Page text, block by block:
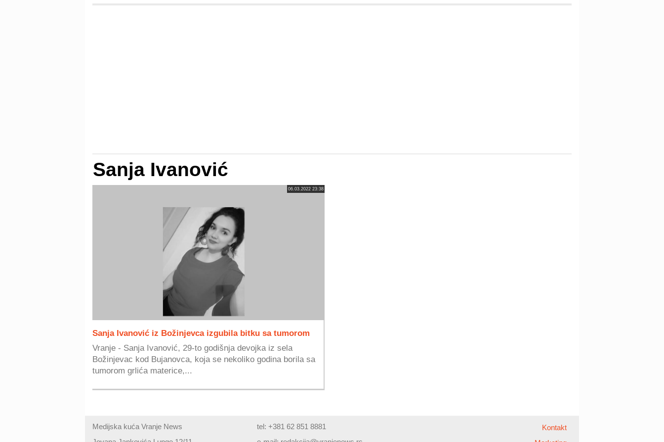
Sanja Ivanović
06.03.2022 23:38
Sanja Ivanović iz Božinjevca izgubila bitku sa tumorom
Vranje - Sanja Ivanović, 29-to godišnja devojka iz sela
Božinjevac kod Bujanovca, koja se nekoliko godina borila sa
tumorom grlića materice,...
Medijska kuća Vranje News
tel: +381 62 851 8881
Kontakt